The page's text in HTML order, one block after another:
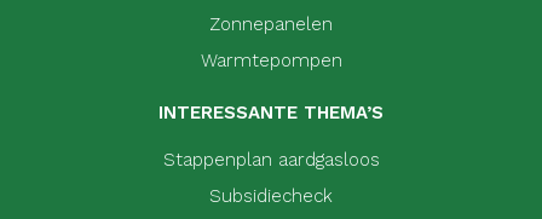
Zonnepanelen
Warmtepompen
INTERESSANTE THEMA’S
Stappenplan aardgasloos
Subsidiecheck